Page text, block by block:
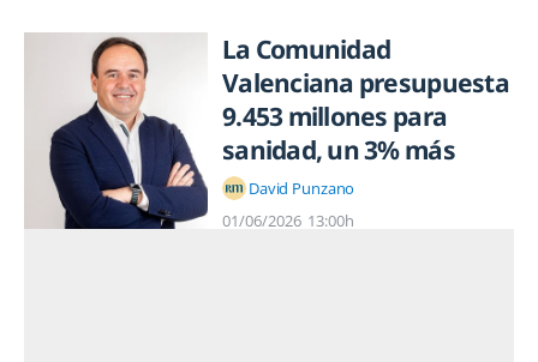
La Comunidad
Valenciana presupuesta
9.453 millones para
sanidad, un 3% más
David Punzano
01/06/2026 13:00h